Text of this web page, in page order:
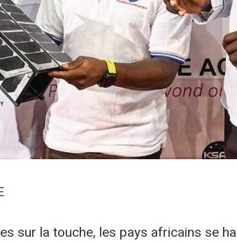
sur la touche, les pays africains se